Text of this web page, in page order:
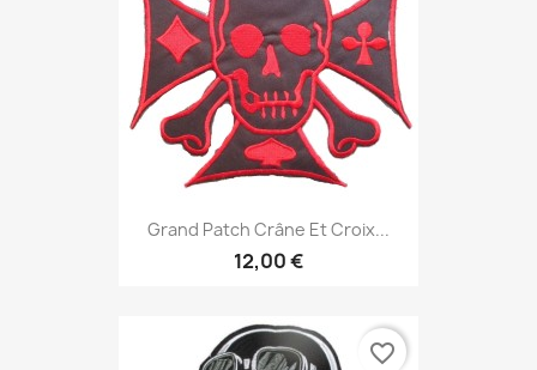
Grand Patch Crâne Et Croix...
12,00 €
favorite_border